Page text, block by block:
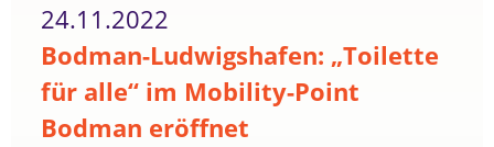
24.11.2022
Bodman-Ludwigshafen: „Toilette
für alle“ im Mobility-Point
Bodman eröffnet